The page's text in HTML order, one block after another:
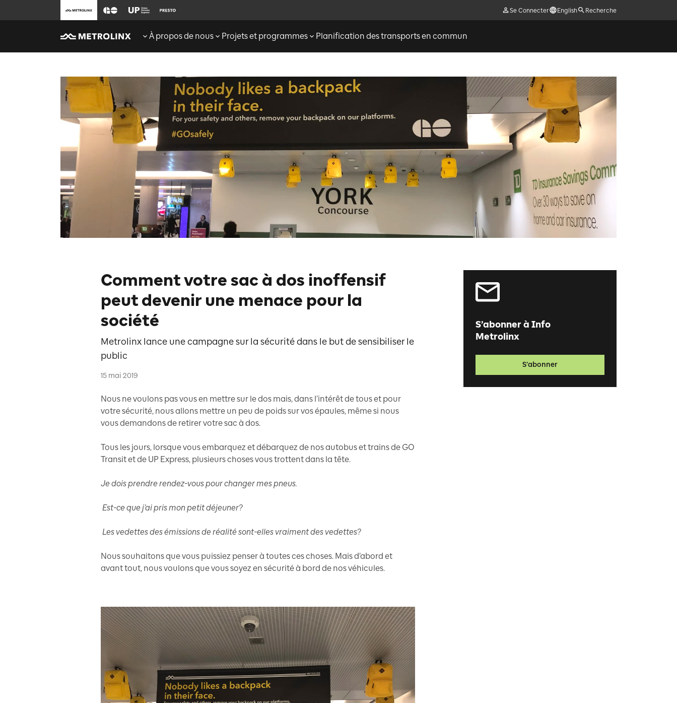
Se Connecter English Recherche
À propos de nous Projets et programmes Planification des transports en commun
Comment votre sac à dos inoffensif
peut devenir une menace pour la
société
Metrolinx lance une campagne sur la sécurité dans le but de sensibiliser le
public
15 mai 2019
Nous ne voulons pas vous en mettre sur le dos mais, dans l’intérêt de tous et pour
votre sécurité, nous allons mettre un peu de poids sur vos épaules, même si nous
vous demandons de retirer votre sac à dos.
Tous les jours, lorsque vous embarquez et débarquez de nos autobus et trains de GO
Transit et de UP Express, plusieurs choses vous trottent dans la tête.
Je dois prendre rendez-vous pour changer mes pneus.
Est-ce que j’ai pris mon petit déjeuner?
Les vedettes des émissions de réalité sont-elles vraiment des vedettes?
Nous souhaitons que vous puissiez penser à toutes ces choses. Mais d’abord et
avant tout, nous voulons que vous soyez en sécurité à bord de nos véhicules.
S’abonner à Info
Metrolinx
S’abonner